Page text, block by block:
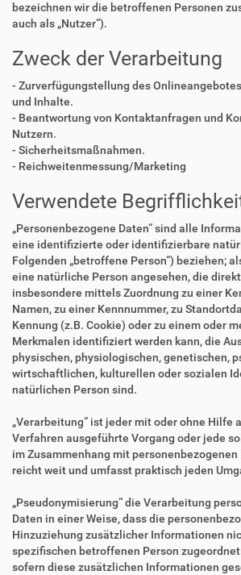
bezeichnen wir die betroffenen Personen
auch als „Nutzer“).
Zweck der Verarbeitung
- Zurverfügungstellung des
und Inhalte.
- Beantwortung von Kontaktanfragen und
Nutzern.
- Sicherheitsmaßnahmen.
- Reichweitenmessung/Marketing
Verwendete
„Personenbezogene Daten“ sind alle
eine identifizierte oder identifizierbare
Folgenden „betroffene Person“) beziehen;
eine natürliche Person angesehen, die
insbesondere mittels Zuordnung zu einer
Namen, zu einer Kennnummer, zu
Kennung (z.B. Cookie) oder zu einem oder
Merkmalen identifiziert werden kann, die
physischen, physiologischen, genetischen,
wirtschaftlichen, kulturellen oder sozialen
natürlichen Person sind.
„Verarbeitung“ ist jeder mit oder ohne Hilfe
Verfahren ausgeführte Vorgang oder jede
im Zusammenhang mit
reicht weit und umfasst praktisch jeden
„Pseudonymisierung“ die Verarbeitung
Daten in einer Weise, dass die
Hinzuziehung zusätzlicher Informationen
spezifischen betroffenen Person
sofern diese zusätzlichen Informationen